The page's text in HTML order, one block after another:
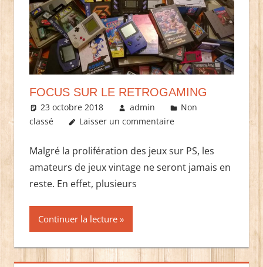
FOCUS SUR LE RETROGAMING
23 octobre 2018 admin
Non
classé
Laisser un commentaire
Malgré la prolifération des jeux sur PS, les
amateurs de jeux vintage ne seront jamais en
reste. En effet, plusieurs
Continuer la lecture